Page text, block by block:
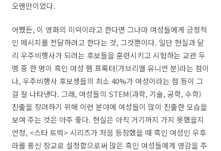
오랜만이었다.
어쨌든, 이 영화의 미덕이라고 한다면 그나마 여성들에게 긍정적
인 메시지를 전달하려고 한다는 것, 그것뿐이다. 일단 현실과 달
리 우주비행사가 되려는 후보들을 훈련시키고 시험하는 교관 두
명 중 한 명이 흑인 여성 팸 프록터(가브리엘 유니언 분)라는 점이
나, 우주비행사 후보생들의 최소 40%가 여성이라는 점 등이 그
걸 잘 나타낸다. 그래, 여성들의 STEM(과학, 기술, 공학, 수학)
진출을 장려하기 위해 이런 분야에 여성들이 많이 진출한 모습을
보여 주는 것은 아주 좋다. 현실은 아직 거기까지 가지 못했을지
언정, <스타 트렉> 시리즈가 처음 등장했을 때 흑인 여성인 우후
라를 통신 장교로 설정함으로써 많은 흑인 여성들에게 영감을 주